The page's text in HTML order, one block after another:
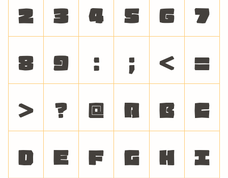
2
3 4 5 6
7
8
9 : ; <
=
>
? @ A B
C
D
E F G H
I